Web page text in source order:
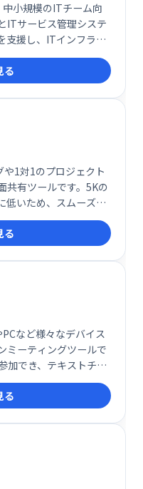
小規模のITチーム向
ITサービス管理システ
支援し、ITインフラの
る
1対1のプロジェクト
共有ツールです。5Kの
低いため、スムーズで
す。まるで同じ机で作
トレスフリーなコラ
る
など様々なデバイス
ミーティングツールで
加でき、テキストチャ
音機能も搭載。HTML
共有と管理者権限の
を実現します。堅牢で
に最適です。
る